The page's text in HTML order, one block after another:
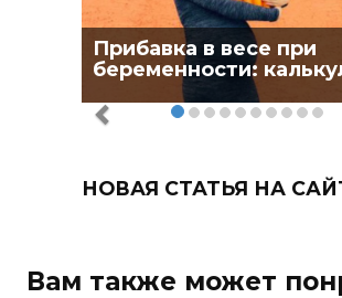
Прибавка в весе при
беременности:
НОВАЯ СТАТЬЯ НА
Вам также может